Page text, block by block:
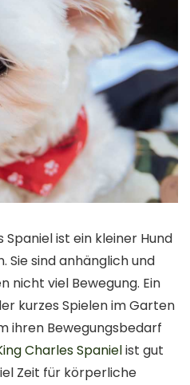
ist ein kleiner Hund
Sie sind anhänglich und
nicht viel Bewegung. Ein
kurzes Spielen im Garten
ihren Bewegungsbedarf
Charles Spanielist gut
Zeit für körperliche